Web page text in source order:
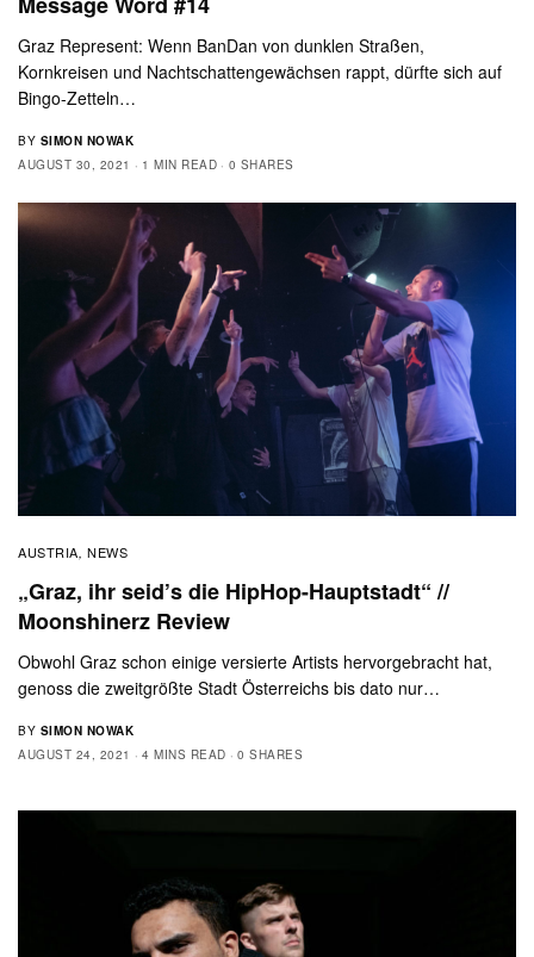
Graz Represent: Wenn BanDan von dunklen Straßen,
Kornkreisen und Nachtschattengewächsen rappt, dürfte sich auf
Bingo-Zetteln…
BY SIMON NOWAK
AUGUST 30, 2021
1 MIN READ 0 SHARES
AUSTRIA, NEWS
„Graz, ihr seid’s die HipHop-Hauptstadt“ //
Moonshinerz Review
Obwohl Graz schon einige versierte Artists hervorgebracht hat,
genoss die zweitgrößte Stadt Österreichs bis dato nur…
BY SIMON NOWAK
AUGUST 24, 2021
4 MINS READ 0 SHARES